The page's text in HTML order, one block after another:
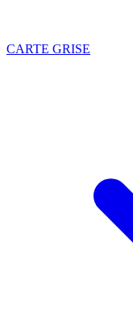
CARTE GRISE